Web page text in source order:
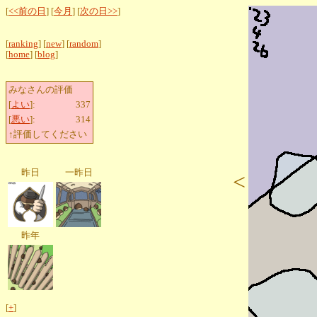
[<<前の日 ] [今月 ] [次の日>>]
[ranking] [new] [random]
[home] [blog]
みなさんの評価
[よい]:
337
[悪い]:
314
↑評価してください
昨日 一昨日
昨年
[+]
<